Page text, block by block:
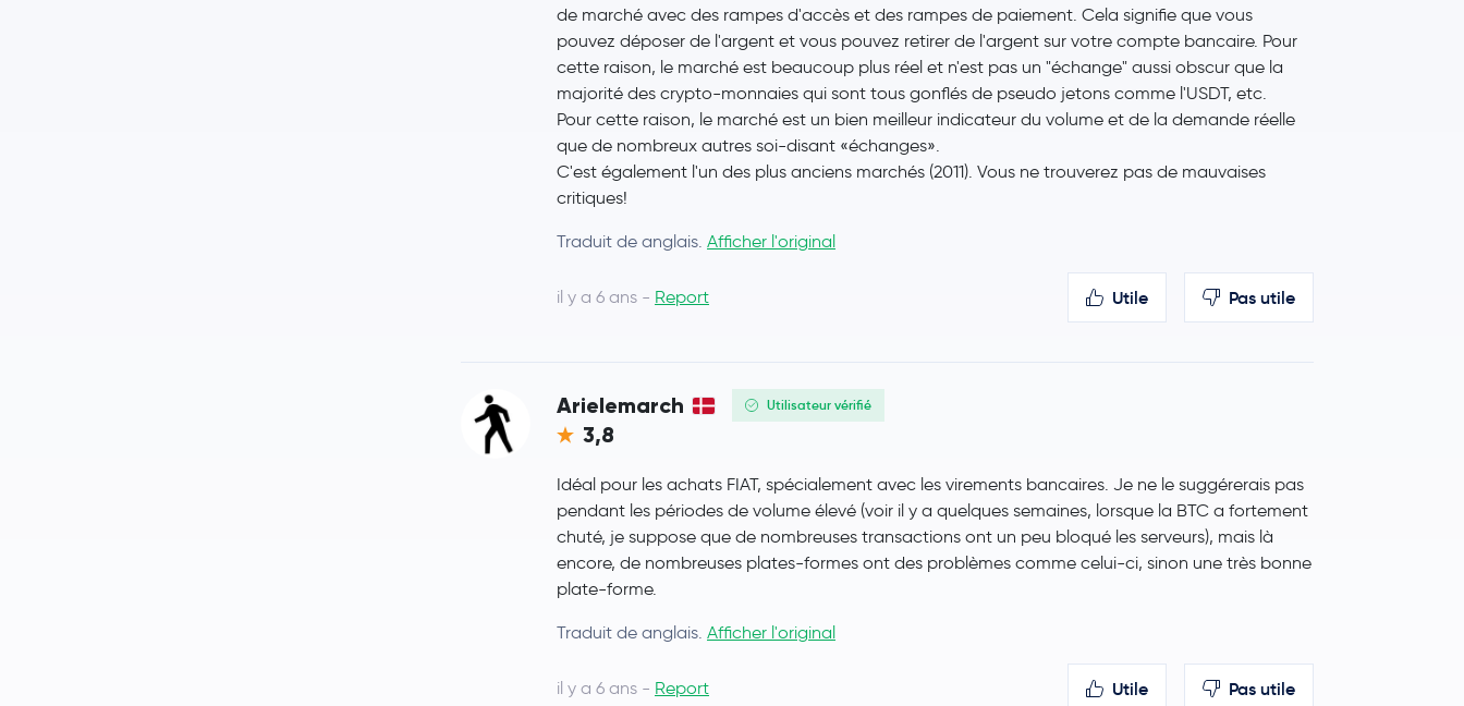
de marché avec des rampes d'accès et des rampes de paiement. Cela signifie que vous
pouvez déposer de l'argent et vous pouvez retirer de l'argent sur votre compte bancaire. Pour
cette raison, le marché est beaucoup plus réel et n'est pas un "échange" aussi obscur que la
majorité des crypto-monnaies qui sont tous gonflés de pseudo jetons comme l'USDT, etc.
Pour cette raison, le marché est un bien meilleur indicateur du volume et de la demande réelle
que de nombreux autres soi-disant «échanges».
C'est également l'un des plus anciens marchés (2011). Vous ne trouverez pas de mauvaises
critiques!
Traduit de anglais. Afficher l'original
il y a 6 ans - Report Utile Pas utile
Arielemarch Utilisateur vérifié
3,8
Idéal pour les achats FIAT, spécialement avec les virements bancaires. Je ne le suggérerais pas
pendant les périodes de volume élevé (voir il y a quelques semaines, lorsque la BTC a fortement
chuté, je suppose que de nombreuses transactions ont un peu bloqué les serveurs), mais là
encore, de nombreuses plates-formes ont des problèmes comme celui-ci, sinon une très bonne
plate-forme.
Traduit de anglais. Afficher l'original
il y a 6 ans - Report Utile Pas utile